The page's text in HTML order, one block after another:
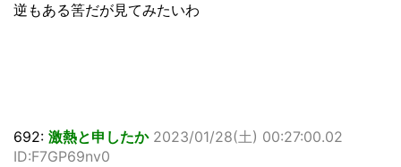
逆もある筈だが見てみたいわ
692: 激熱と申したか 2023/01/28(土) 00:27:00.02
ID:F7GP69nv0